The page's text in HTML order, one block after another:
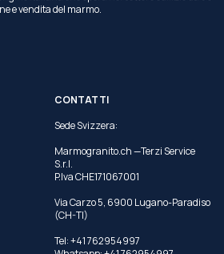
e vendita del marmo.
CONTATTI
Sede Svizzera:
Marmogranito.ch —Terzi Service
S.r.l.
P.Iva CHE171067001
Via Carzo 5, 6900 Lugano-Paradiso
(CH-TI)
Tel: +41 762954997